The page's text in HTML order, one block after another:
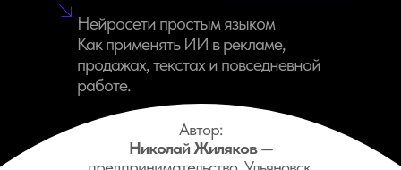
Автор:
Николай Жиляков—
Нейросети простым языком
Как применять ИИ в рекламе,
продажах, текстах и повседневной
работе.